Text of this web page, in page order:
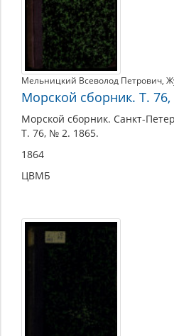
Мельницкий Всеволод Петрович,
Морской сборник. Т.
Морской сборник. Санкт-
Т. 76, № 2. 1865.
1864
ЦВМБ